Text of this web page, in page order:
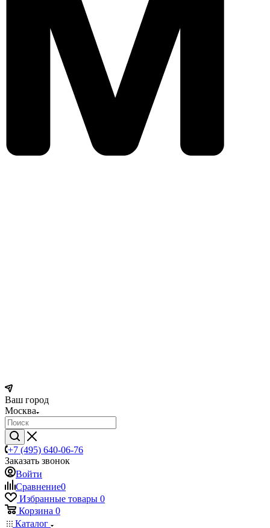
Ваш город
Москва
+7 (495) 640-06-76
Заказать звонок
Войти
Сравнение0
Избранные товары 0
Корзина 0
Каталог